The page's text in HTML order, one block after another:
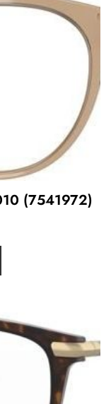
(7541972)